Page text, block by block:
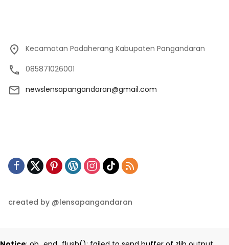
Kecamatan Padaherang Kabupaten Pangandaran
085871026001
newslensapangandaran@gmail.com
created by @lensapangandaran